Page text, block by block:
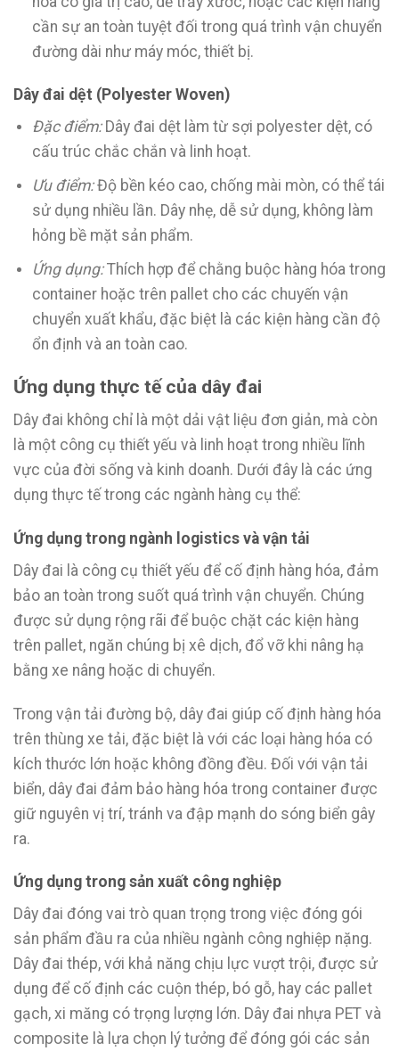
cần sự an toàn tuyệt đối trong quá trình vận chuyển
đường dài như máy móc, thiết bị.
Dây đai dệt (Polyester Woven)
Đặc điểm:Dây đai dệt làm từ sợi polyester dệt, có
cấu trúc chắc chắn và linh hoạt.
Ưu điểm:Độ bền kéo cao, chống mài mòn, có thể tái
sử dụng nhiều lần. Dây nhẹ, dễ sử dụng, không làm
hỏng bề mặt sản phẩm.
Ứng dụng:Thích hợp để chằng buộc hàng hóa trong
container hoặc trên pallet cho các chuyến vận
chuyển xuất khẩu, đặc biệt là các kiện hàng cần độ
ổn định và an toàn cao.
Ứng dụng thực tế của dây đai
Dây đai không chỉ là một dải vật liệu đơn giản, mà còn
là một công cụ thiết yếu và linh hoạt trong nhiều lĩnh
vực của đời sống và kinh doanh. Dưới đây là các ứng
dụng thực tế trong các ngành hàng cụ thể:
Ứng dụng trong ngành logistics và vận tải
Dây đai là công cụ thiết yếu để cố định hàng hóa, đảm
bảo an toàn trong suốt quá trình vận chuyển. Chúng
được sử dụng rộng rãi để buộc chặt các kiện hàng
trên pallet, ngăn chúng bị xê dịch, đổ vỡ khi nâng hạ
bằng xe nâng hoặc di chuyển.
Trong vận tải đường bộ, dây đai giúp cố định hàng hóa
trên thùng xe tải, đặc biệt là với các loại hàng hóa có
kích thước lớn hoặc không đồng đều. Đối với vận tải
biển, dây đai đảm bảo hàng hóa trong container được
giữ nguyên vị trí, tránh va đập mạnh do sóng biển gây
ra.
Ứng dụng trong sản xuất công nghiệp
Dây đai đóng vai trò quan trọng trong việc đóng gói
sản phẩm đầu ra của nhiều ngành công nghiệp nặng.
Dây đai thép, với khả năng chịu lực vượt trội, được sử
dụng để cố định các cuộn thép, bó gỗ, hay các pallet
gạch, xi măng có trọng lượng lớn. Dây đai nhựa PET và
composite là lựa chọn lý tưởng để đóng gói các sản